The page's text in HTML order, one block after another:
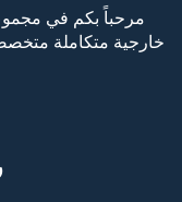
مرحباً بكم في
خارجية متكاملة